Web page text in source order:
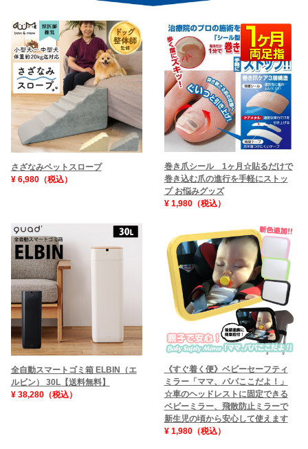
さざなみペットスロープ
¥ 6,980（税込）
巻き爪シール 1ヶ月☆貼るだけで
巻き込む爪の進行を手軽にストッ
プ お悩みグッズ
¥ 1,980（税込）
全自動スマートゴミ箱 ELBIN（エ
ルビン） 30L【送料無料】
¥ 38,280（税込）
《すぐ着く便》ベビーセーフティ
ミラー「ママ、パパここだよ！」
☆車のヘッドレストに固定できる
ベビーミラー、飛散防止ミラーで
新生児の頃から安心して使えます
¥ 1,980（税込）